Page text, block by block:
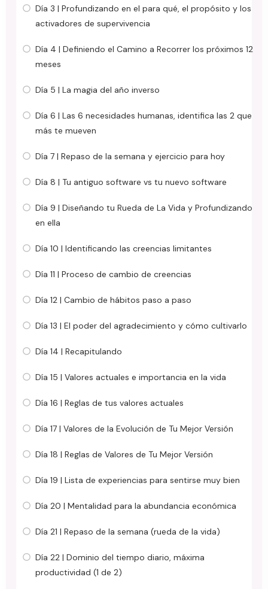
Día 3 | Profundizando en el para qué, el propósito y los
activadores de supervivencia
Día 4 | Definiendo el Camino a Recorrer los próximos 12
meses
Día 5 | La magia del año inverso
Día 6 | Las 6 necesidades humanas, identifica las 2 que
más te mueven
Día 7 | Repaso de la semana y ejercicio para hoy
Día 8 | Tu antiguo software vs tu nuevo software
Día 9 | Diseñando tu Rueda de La Vida y Profundizando
en ella
Día 10 | Identificando las creencias limitantes
Día 11 | Proceso de cambio de creencias
Día 12 | Cambio de hábitos paso a paso
Día 13 | El poder del agradecimiento y cómo cultivarlo
Día 14 | Recapitulando
Día 15 | Valores actuales e importancia en la vida
Día 16 | Reglas de tus valores actuales
Día 17 | Valores de la Evolución de Tu Mejor Versión
Día 18 | Reglas de Valores de Tu Mejor Versión
Día 19 | Lista de experiencias para sentirse muy bien
Día 20 | Mentalidad para la abundancia económica
Día 21 | Repaso de la semana (rueda de la vida)
Día 22 | Dominio del tiempo diario, máxima
productividad (1 de 2)